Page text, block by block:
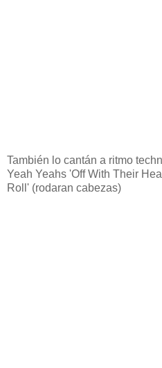
También lo cantán a ritmo
Yeah Yeahs 'Off With Their
Roll' (rodaran cabezas)